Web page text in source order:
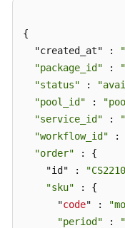
除
阅
Subscription
-
查
询
消
{
  "created_at" :
"package_id" :
"status" :
"pool_id" :
"service_id" :
"workflow_id" :
"order" : {
    "id" :
"sku" : {
      "
code" :
"period" :